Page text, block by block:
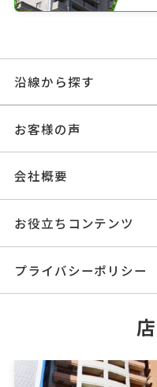
沿線から探す
お客様の声
会社概要
お役立ちコンテンツ
プライバシーポリシー